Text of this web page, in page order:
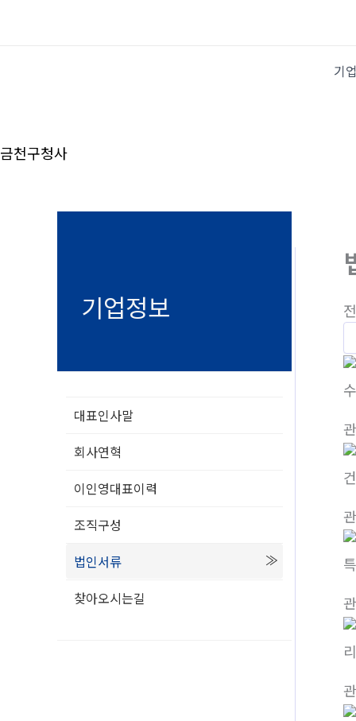
뛰
기
금천구청사
기업정보
대표인사말
회사연혁
이인영대표이력
조직구성
법인서류
찾아오시는길